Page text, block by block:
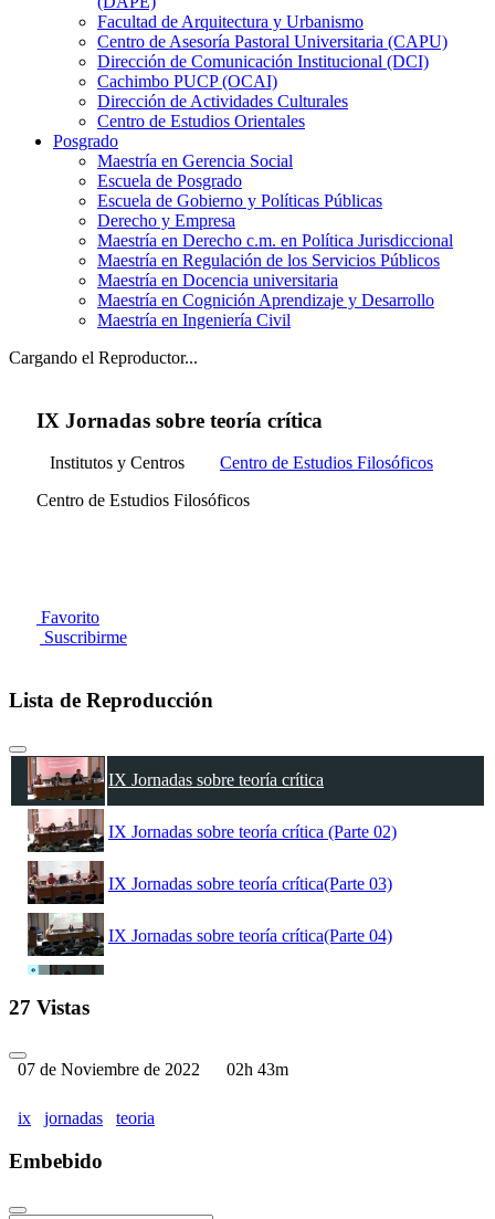
Facultad de Arquitectura y Urbanismo
Centro de Asesoría Pastoral Universitaria (CAPU)
Dirección de Comunicación Institucional (DCI)
Cachimbo PUCP (OCAI)
Dirección de Actividades Culturales
Centro de Estudios Orientales
Posgrado
Maestría en Gerencia Social
Escuela de Posgrado
Escuela de Gobierno y Políticas Públicas
Derecho y Empresa
Maestría en Derecho c.m. en Política Jurisdiccional
Maestría en Regulación de los Servicios Públicos
Maestría en Docencia universitaria
Maestría en Cognición Aprendizaje y Desarrollo
Maestría en Ingeniería Civil
Cargando el Reproductor...
IX Jornadas sobre teoría crítica
Institutos y Centros
Centro de Estudios Filosóficos
Centro de Estudios Filosóficos
Favorito
Suscribirme
Lista de Reproducción
IX Jornadas sobre teoría crítica
IX Jornadas sobre teoría crítica (Parte 02)
IX Jornadas sobre teoría crítica(Parte 03)
IX Jornadas sobre teoría crítica(Parte 04)
27 Vistas
07 de Noviembre de 2022 02h 43m
ix jornadas teoria
Embebido